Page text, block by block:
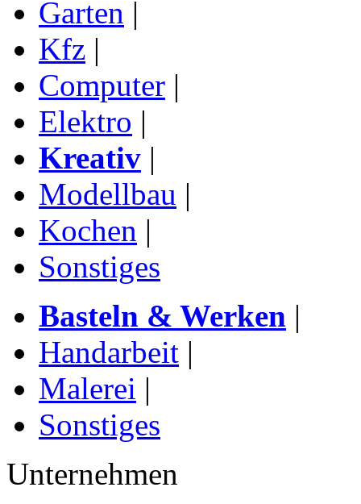
Garten |
Kfz |
Computer |
Elektro |
Kreativ |
Modellbau |
Kochen |
Sonstiges
Basteln & Werken |
Handarbeit |
Malerei |
Sonstiges
Unternehmen